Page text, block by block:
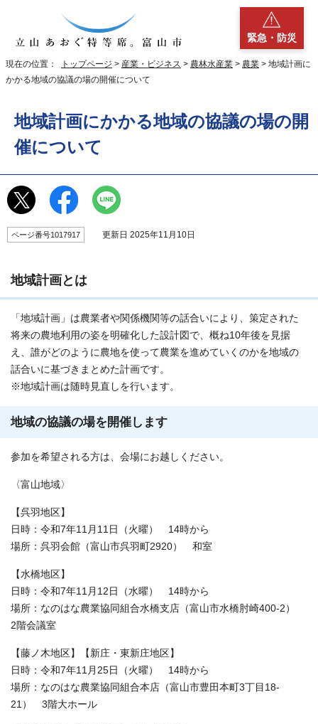
緊急・防災
現在の位置： トップページ > 産業・ビジネス > 農林水産業 > 農業 > 地域計画に
かかる地域の協議の場の開催について
地域計画にかかる地域の協議の場の開
催について
ページ番号1017917 更新日 2025年11月10日
地域計画とは
「地域計画」は農業者や関係機関等の話合いにより、策定された
将来の農地利用の姿を明確化した設計図で、概ね10年後を見据
え、誰がどのように農地を使って農業を進めていくのかを地域の
話合いに基づきまとめた計画です。
※地域計画は随時見直しを行います。
地域の協議の場を開催します
参加を希望される方は、会場にお越しください。
〈富山地域〉
【呉羽地区】
日時：令和7年11月11日（火曜） 14時から
場所：呉羽会館（富山市呉羽町2920） 和室
【水橋地区】
日時：令和7年11月12日（水曜） 14時から
場所：なのはな農業協同組合水橋支店（富山市水橋肘崎400-2）
2階会議室
【藤ノ木地区】【新庄・東新庄地区】
日時：令和7年11月25日（火曜） 14時から
場所：なのはな農業協同組合本店（富山市豊田本町3丁目18-
21） 3階大ホール